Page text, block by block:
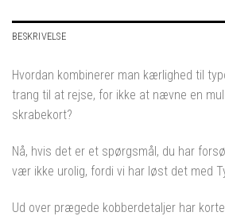
BESKRIVELSE
Hvordan kombinerer man kærlighed til
trang til at rejse, for ikke at nævne en
skrabekort?
Nå, hvis det er et spørgsmål, du har
vær ikke urolig, fordi vi har løst det med
Ud over prægede kobberdetaljer har